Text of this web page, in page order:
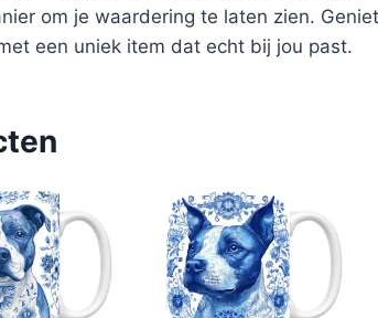
om je waardering te laten zien.
een uniek item dat echt bij jou past.